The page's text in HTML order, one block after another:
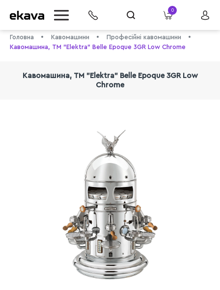
0
Головна Кавомашини
Професійні кавомашини
Кавомашина, ТМ "Elektra" Belle Epoque 3GR Low Chrome
Кавомашина, ТМ "Elektra" Belle Epoque 3GR Low
Chrome